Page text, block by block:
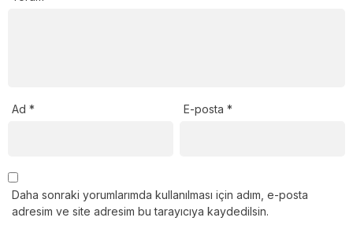
Ad * E-posta*
Daha sonraki yorumlarımda kullanılması için adım, e-posta
adresim ve site adresim bu tarayıcıya kaydedilsin.